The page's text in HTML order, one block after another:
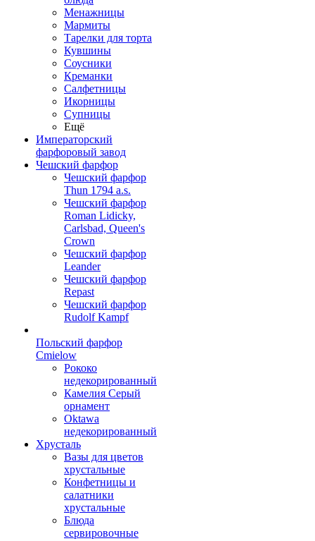
Менажницы
Мармиты
Тарелки для торта
Кувшины
Соусники
Креманки
Салфетницы
Икорницы
Супницы
Ещё
Императорский
фарфоровый завод
Чешский фарфор
Чешский фарфор
Thun 1794 a.s.
Чешский фарфор
Roman Lidicky,
Carlsbad, Queen's
Crown
Чешский фарфор
Leander
Чешский фарфор
Repast
Чешский фарфор
Rudolf Kampf
Польский фарфор
Сmielow
Рококо
недекорированный
Камелия Серый
орнамент
Oktawa
недекорированный
Хрусталь
Вазы для цветов
хрустальные
Конфетницы и
салатники
хрустальные
Блюда
сервировочные